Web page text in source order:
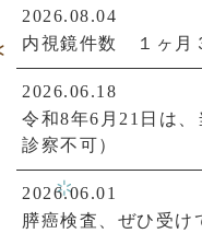
2026.08.04
内視鏡件数 １ヶ月
2026.06.18
令和8年6月21日は
診察不可）
2026.06.01
膵癌検査、ぜひ受け